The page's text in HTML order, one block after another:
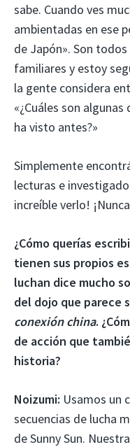
sabe. Cuando ves
ambientadas en ese
de Japón». Son
familiares y estoy
la gente considera
«¿Cuáles son
ha visto antes?»
Simplemente
lecturas e
increíble verlo!
¿Cómo querías
tienen sus propios
luchan dice mucho
del dojo que parece
conexión china.
de acción que
historia?
Noizumi: Usamos un
secuencias de lucha
de Sunny Sun.